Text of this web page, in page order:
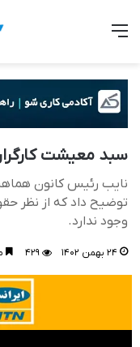
منو
سبد معیشت کارگران ۲۳.۵ میلیون
نایب رئیس کانون
توضیح داد که از نظر
وجود ندارد.
۲۴ بهمن ۱۴۰۲ ۴۲۹